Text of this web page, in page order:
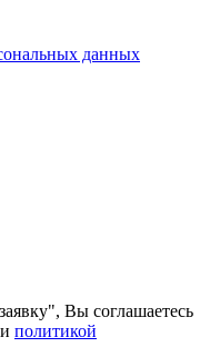
данных
Вы соглашаетесь
и политикой